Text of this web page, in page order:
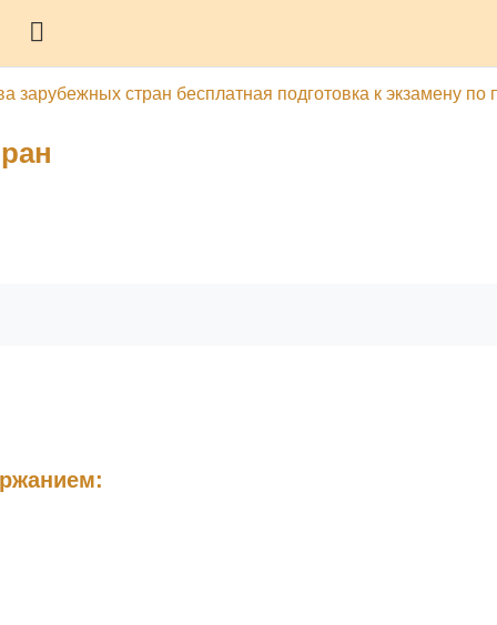
зарубежных стран бесплатная подготовка к экзамену по